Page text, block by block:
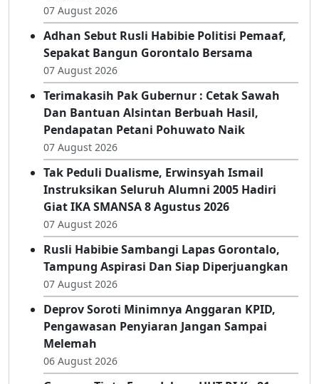
Kwarran - KKKS Dumbo Raya Gelar Lomba
Gerak Jalan, Siapkan Wakil Terbaik Ke
Tingkat Kota
07 August 2026
Adhan Sebut Rusli Habibie Politisi Pemaaf,
Sepakat Bangun Gorontalo Bersama
07 August 2026
Terimakasih Pak Gubernur : Cetak Sawah
Dan Bantuan Alsintan Berbuah Hasil,
Pendapatan Petani Pohuwato Naik
07 August 2026
Tak Peduli Dualisme, Erwinsyah Ismail
Instruksikan Seluruh Alumni 2005 Hadiri
Giat IKA SMANSA 8 Agustus 2026
07 August 2026
Rusli Habibie Sambangi Lapas Gorontalo,
Tampung Aspirasi Dan Siap Diperjuangkan
07 August 2026
Deprov Soroti Minimnya Anggaran KPID,
Pengawasan Penyiaran Jangan Sampai